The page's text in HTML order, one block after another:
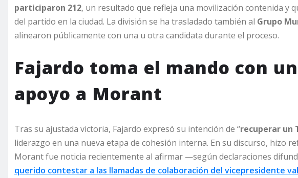
participaron 212, un resultado que refleja una movilización contenida y
del partido en la ciudad. La división se ha trasladado también al Grupo
alinearon públicamente con una u otra candidata durante el proceso.
Fajardo toma el mando con
apoyo a Morant
Tras su ajustada victoria, Fajardo expresó su intención de “recuperar un
liderazgo en una nueva etapa de cohesión interna. En su discurso, hizo
Morant fue noticia recientemente al afirmar —según declaraciones
querido contestar a las llamadas de colaboración del vicepresidente